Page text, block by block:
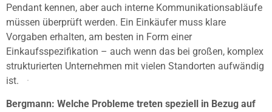
Pendant kennen, aber auch interne Kommunikationsabläufe
müssen überprüft werden. Ein Einkäufer muss klare
Vorgaben erhalten, am besten in Form einer
Einkaufsspezifikation – auch wenn das bei großen, komplex
strukturierten Unternehmen mit vielen Standorten aufwändig
ist.
Bergmann: Welche Probleme treten speziell in Bezug auf